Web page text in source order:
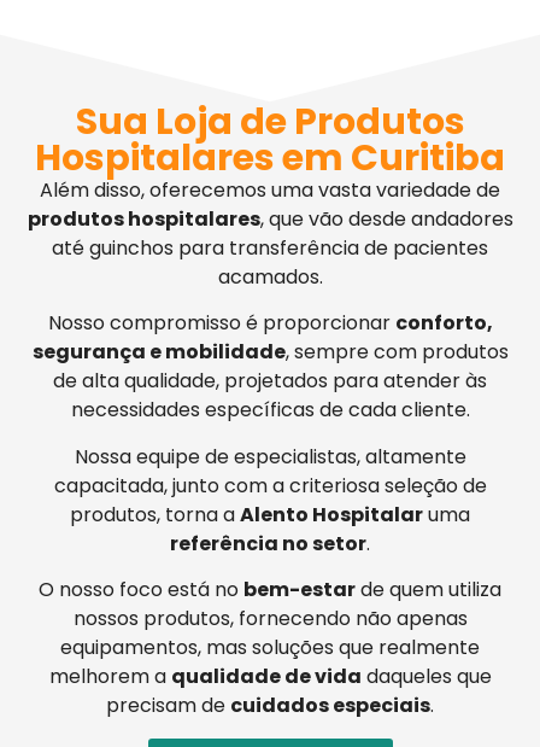
Sua Loja de Produtos
Hospitalares em Curitiba
Além disso, oferecemos uma vasta variedade de
produtos hospitalares, que vão desde andadores
até guinchos para transferência de pacientes
acamados.
Nosso compromisso é proporcionar conforto,
segurança e mobilidade, sempre com produtos
de alta qualidade, projetados para atender às
necessidades específicas de cada cliente.
Nossa equipe de especialistas, altamente
capacitada, junto com a criteriosa seleção de
produtos, torna aAlento Hospitalaruma
referência no setor.
O nosso foco está no bem-estarde quem utiliza
nossos produtos, fornecendo não apenas
equipamentos, mas soluções que realmente
melhorem a qualidade de vida daqueles que
precisam de cuidados especiais.